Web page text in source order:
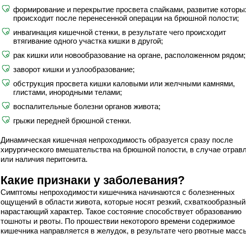
формирование и перекрытие просвета спайками, развитие
происходит после перенесенной операции на брюшной полости;
инвагинация кишечной стенки, в результате чего происходит
втягивание одного участка кишки в другой;
рак кишки или новообразование на органе, расположенном рядом;
заворот кишки и узлообразование;
обструкция просвета кишки каловыми или желчными камнями,
глистами, инородными телами;
воспалительные болезни органов живота;
грыжи передней брюшной стенки.
Динамическая кишечная непроходимость образуется сразу после
хирургического вмешательства на брюшной полости, в случае
или наличия перитонита.
Какие признаки у заболевания?
Симптомы непроходимости кишечника начинаются с болезненных
ощущений в области живота, которые носят резкий,
нарастающий характер. Такое состояние способствует образованию
тошноты и рвоты. По прошествии некоторого времени содержимое
кишечника направляется в желудок, в результате чего рвотные